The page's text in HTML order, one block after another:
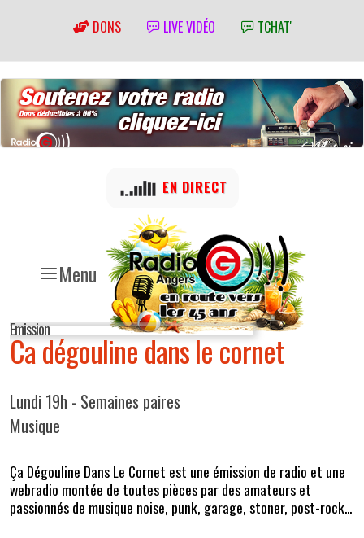
DONS LIVE VIDÉO TCHAT'
Menu
EN DIRECT
Emission
Ca dégouline dans le cornet
Lundi 19h - Semaines paires
Musique
Ça Dégouline Dans Le Cornet est une émission de radio et une
webradio montée de toutes pièces par des amateurs et
passionnés de musique noise, punk, garage, stoner, post-rock...